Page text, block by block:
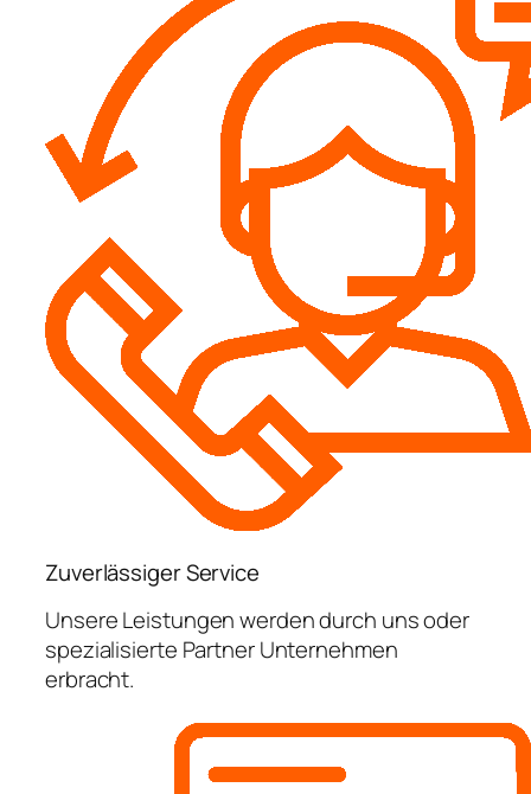
Zuverlässiger Service
Unsere Leistungen werden durch uns oder
spezialisierte Partner Unternehmen
erbracht.